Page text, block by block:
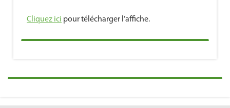
Cliquez ici pour télécharger l’affiche.